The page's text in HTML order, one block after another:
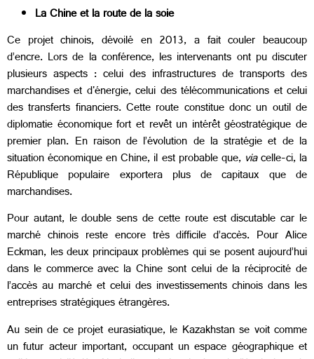
La Chine et la route de la soie
Ce projet chinois, dévoilé en 2013, a fait couler beaucoup
d’encre. Lors de la conférence, les intervenants ont pu discuter
plusieurs aspects : celui des infrastructures de transports des
marchandises et d'énergie, celui des télécommunications et celui
des transferts financiers. Cette route constitue donc un outil de
diplomatie économique fort et revêt un intérêt géostratégique de
premier plan. En raison de l’évolution de la stratégie et de la
situation économique en Chine, il est probable que, viacelle-ci, la
République populaire exportera plus de capitaux que de
marchandises.
Pour autant, le double sens de cette route est discutable car le
marché chinois reste encore très difficile d’accès. Pour Alice
Eckman, les deux principaux problèmes qui se posent aujourd’hui
dans le commerce avec la Chine sont celui de la réciprocité de
l’accès au marché et celui des investissements chinois dans les
entreprises stratégiques étrangères.
Au sein de ce projet eurasiatique, le Kazakhstan se voit comme
un futur acteur important, occupant un espace géographique et